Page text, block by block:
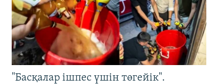
"Басқалар ішпес үшін төгейік".